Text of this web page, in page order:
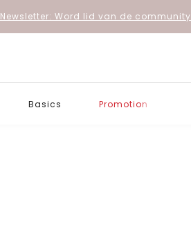
Newsletter: Word lid van de community
Basics Promotion